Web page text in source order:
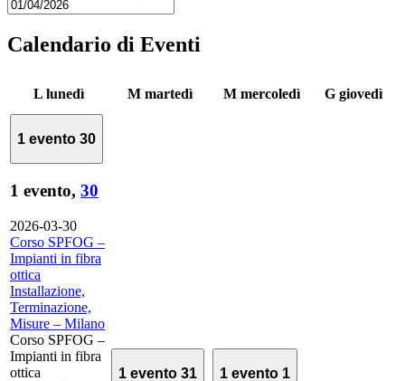
Calendario di Eventi
L lunedì M martedì M mercoledì G giovedì
1 evento 30
1 evento, 30
2026-03-30
Corso SPFOG –
Impianti in fibra
ottica
Installazione,
Terminazione,
Misure – Milano
Corso SPFOG –
Impianti in fibra
ottica
1 evento 31 1 evento 1